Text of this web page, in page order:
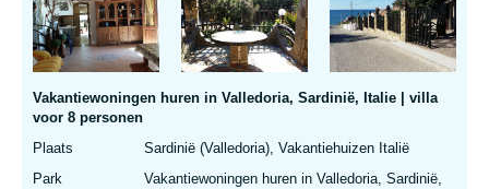
Vakantiewoningen huren in Valledoria, Sardinië, Italie | villa
voor 8 personen
Plaats
Sardinië (Valledoria), Vakantiehuizen Italië
Park
Vakantiewoningen huren in Valledoria, Sardinië,